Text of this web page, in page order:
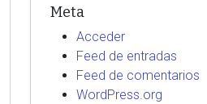
Meta
Acceder
Feed de entradas
Feed de comentarios
WordPress.org